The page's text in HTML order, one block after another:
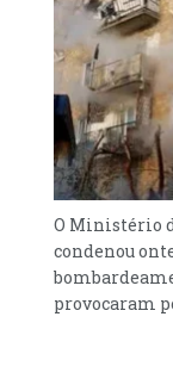
O Ministério
condenou
provocaram